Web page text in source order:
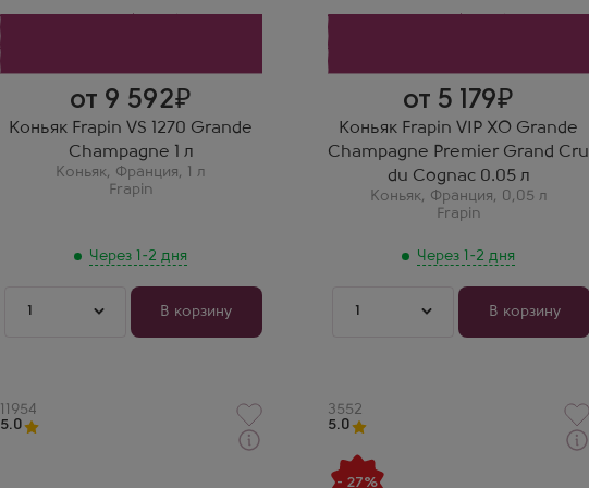
от 9 592
Коньяк Frapin VS 1270 Grande
Champagne 1 л
Коньяк, Франция, 1 л
Frapin
Через 1-2 дня
литр отличного
1 В корзину
от 5 179
Коньяк Frapin VIP XO Grande
Champagne Premier Grand Cru
du Cognac 0.05 л
Коньяк, Франция, 0,05 л
Frapin
Через 1-2 дня
1 В корзину
Артикул
11954
5.0
Артикул
3552
5.0
- 27%
Через 1-2 дня
Коньяк